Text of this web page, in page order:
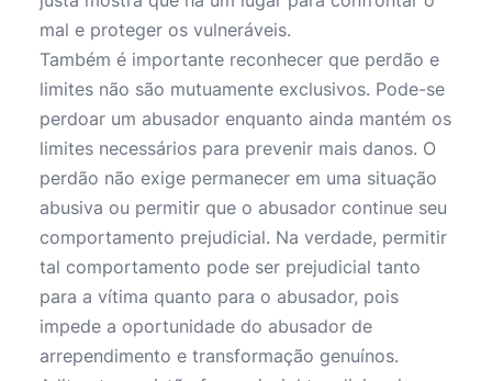
mal e proteger os vulneráveis.
Também é importante reconhecer que perdão e
limites não são mutuamente exclusivos. Pode-se
perdoar um abusador enquanto ainda mantém os
limites necessários para prevenir mais danos. O
perdão não exige permanecer em uma situação
abusiva ou permitir que o abusador continue seu
comportamento prejudicial. Na verdade, permitir
tal comportamento pode ser prejudicial tanto
para a vítima quanto para o abusador, pois
impede a oportunidade do abusador de
arrependimento e transformação genuínos.